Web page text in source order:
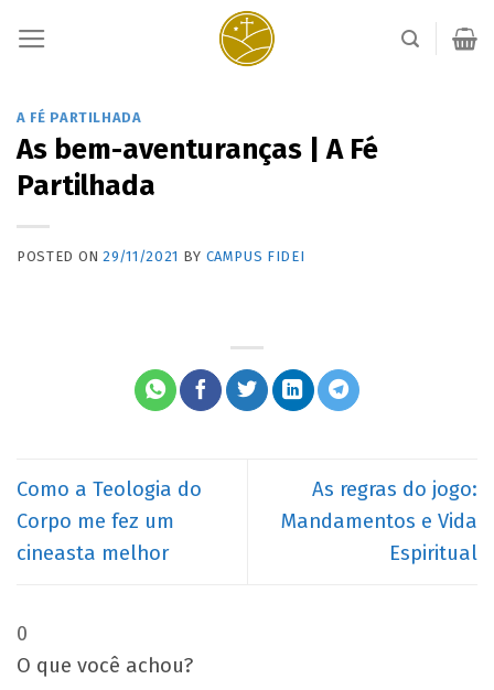
A FÉ PARTILHADA
As bem-aventuranças | A Fé
Partilhada
POSTED ON29/11/2021 BY CAMPUS FIDEI
Como a Teologia do
Corpo me fez um
cineasta melhor
As regras do jogo:
Mandamentos e Vida
Espiritual
0
O que você achou?